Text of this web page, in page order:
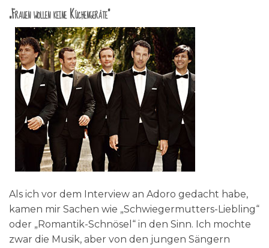
„Frauen wollen keine Küchengeräte“
Als ich vor dem Interview an Adoro gedacht habe,
kamen mir Sachen wie „Schwiegermutters-Liebling“
oder „Romantik-Schnösel“ in den Sinn. Ich mochte
zwar die Musik, aber von den jungen Sängern